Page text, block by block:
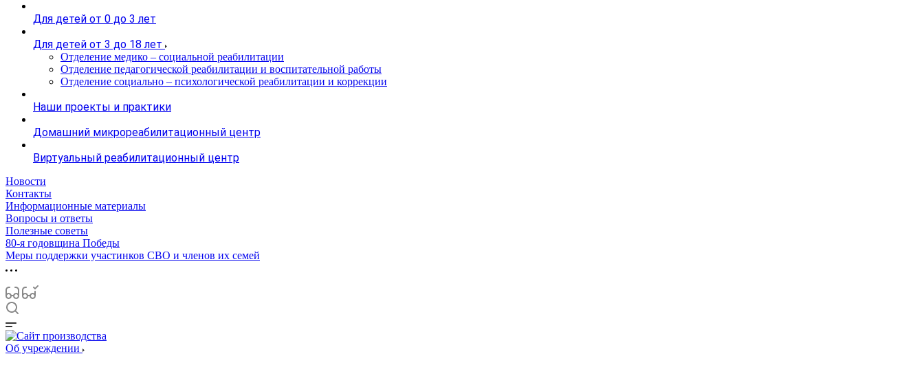
Для детей от 0 до 3 лет
Для детей от 3 до 18 лет
Отделение медико – социальной реабилитации
Отделение педагогической реабилитации и воспитательной работы
Отделение социально – психологической реабилитации и коррекции
Наши проекты и практики
Домашний микрореабилитационный центр
Виртуальный реабилитационный центр
Новости
Контакты
Информационные материалы
Вопросы и ответы
Полезные советы
80-я годовщина Победы
Меры поддержки участинков СВО и членов их семей
Об учреждении